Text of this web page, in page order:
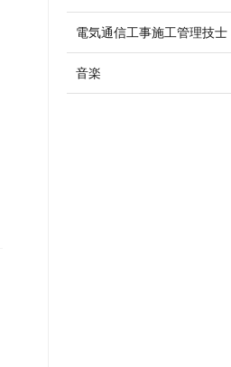
電気通信工事施工管理技士
音楽